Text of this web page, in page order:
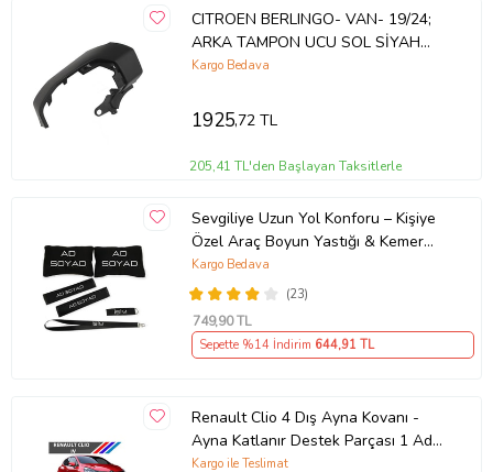
CITROEN BERLINGO- VAN- 19/24;
ARKA TAMPON UCU SOL SİYAH
ÇİFT KAPI (İTALYA)
Kargo Bedava
1925,72 TL
205,41 TL'den Başlayan Taksitlerle
Sevgiliye Uzun Yol Konforu – Kişiye
Özel Araç Boyun Yastığı & Kemer
Pedi Hediye Seti
(23)
Kargo Bedava
749,90 TL
Sepette %14 İndirim 644,91 TL
Renault Clio 4 Dış Ayna Kovanı -
Ayna Katlanır Destek Parçası 1 Adet
490307706 M3625
Kargo ile Teslimat